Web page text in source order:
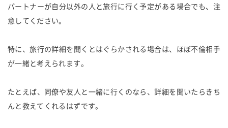
パートナーが自分以外の人と旅行に行く予定がある場合でも、注
意してください。
特に、旅行の詳細を聞くとはぐらかされる場合は、ほぼ不倫相手
が一緒と考えられます。
たとえば、同僚や友人と一緒に行くのなら、詳細を聞いたらきち
んと教えてくれるはずです。